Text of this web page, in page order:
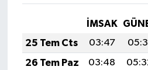
İMSAK
25 Tem Cts
03:47
26 Tem Paz
03:48